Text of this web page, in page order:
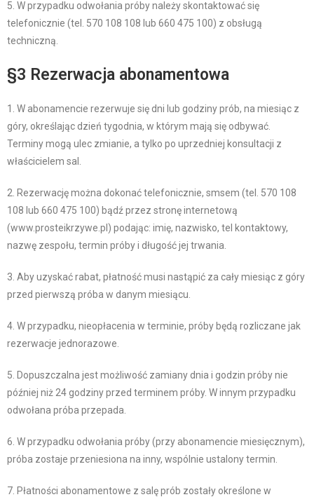
5. W przypadku odwołania próby należy skontaktować się
telefonicznie (tel. 570 108 108 lub 660 475 100) z obsługą
techniczną.
§3 Rezerwacja abonamentowa
1. W abonamencie rezerwuje się dni lub godziny prób, na miesiąc z
góry, określając dzień tygodnia, w którym mają się odbywać.
Terminy mogą ulec zmianie, a tylko po uprzedniej konsultacji z
właścicielem sal.
2. Rezerwację można dokonać telefonicznie, smsem (tel. 570 108
108 lub 660 475 100) bądź przez stronę internetową
(www.prosteikrzywe.pl) podając: imię, nazwisko, tel kontaktowy,
nazwę zespołu, termin próby i długość jej trwania.
3. Aby uzyskać rabat, płatność musi nastąpić za cały miesiąc z góry
przed pierwszą próba w danym miesiącu.
4. W przypadku, nieopłacenia w terminie, próby będą rozliczane jak
rezerwacje jednorazowe.
5. Dopuszczalna jest możliwość zamiany dnia i godzin próby nie
później niż 24 godziny przed terminem próby. W innym przypadku
odwołana próba przepada.
6. W przypadku odwołania próby (przy abonamencie miesięcznym),
próba zostaje przeniesiona na inny, wspólnie ustalony termin.
7. Płatności abonamentowe z salę prób zostały określone w